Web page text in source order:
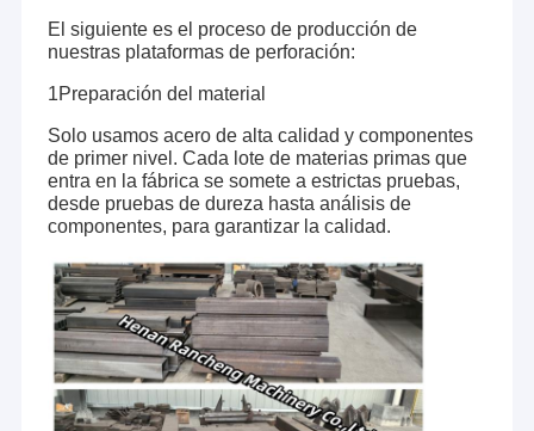
El siguiente es el proceso de producción de
nuestras plataformas de perforación:
1Preparación del material
Solo usamos acero de alta calidad y componentes
de primer nivel. Cada lote de materias primas que
entra en la fábrica se somete a estrictas pruebas,
desde pruebas de dureza hasta análisis de
componentes, para garantizar la calidad.